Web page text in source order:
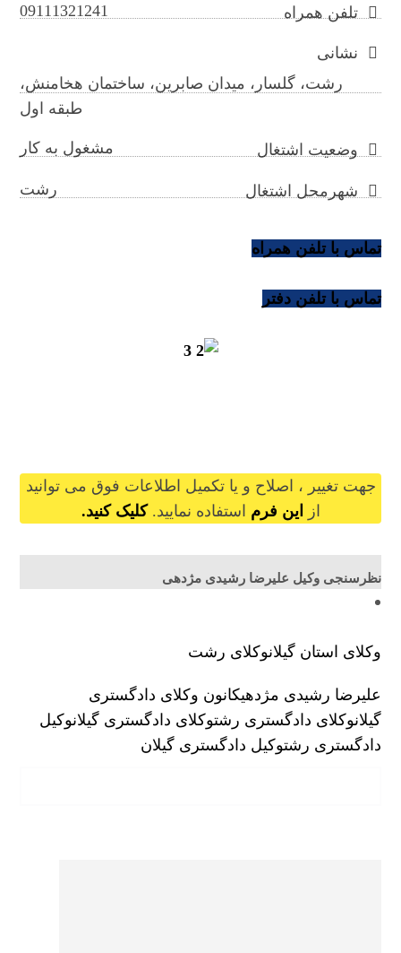
تلفن همراه 09111321241
نشانی
رشت، گلسار، میدان صابرین، ساختمان هخامنش،
طبقه اول
وضعیت اشتغال مشغول به کار
شهرمحل اشتغال رشت
تماس با تلفن همراه
تماس با تلفن دفتر
جهت تغییر ، اصلاح و یا تکمیل اطلاعات فوق می توانید
از
این فرم استفاده نمایید. کلیک کنید.
نظرسنجی وکیل علیرضا رشیدی مژدهی
وکلای استان گیلانوکلای رشت
علیرضا رشیدی مژدهیکانون وکلای دادگستری
گیلانوکلای دادگستری رشتوکلای دادگستری گیلانوکیل
دادگستری رشتوکیل دادگستری گیلان